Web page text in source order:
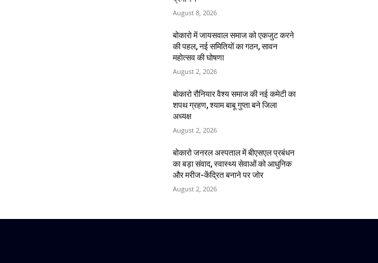
August 8, 2026
बोकारो में जायसवाल समाज को एकजुट करने
की पहल, नई समितियों का गठन, सावन
महोत्सव की घोषणा
August 2, 2026
बोकारो रौनियार वैश्य समाज की नई कमेटी का
शपथ ग्रहण, श्याम बाबू गुप्ता बने जिला
अध्यक्ष
August 2, 2026
बोकारो जनरल अस्पताल में बीएसएल प्रबंधन
का बड़ा संवाद, स्वास्थ्य सेवाओं को आधुनिक
और मरीज-केंद्रित बनाने पर जोर
August 2, 2026